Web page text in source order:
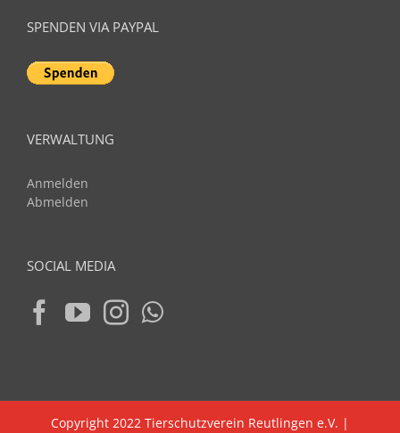
SPENDEN VIA PAYPAL
VERWALTUNG
Anmelden
Abmelden
SOCIAL MEDIA
Copyright 2022 Tierschutzverein Reutlingen e.V. |